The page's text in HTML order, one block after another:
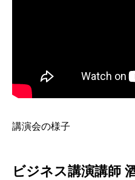
講演会の様子
ビジネス講演講師